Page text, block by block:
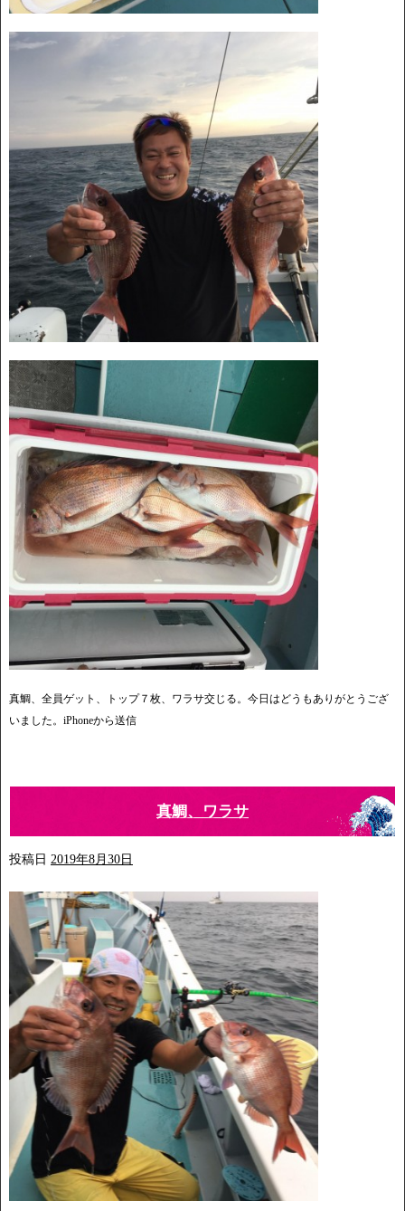
真鯛、全員ゲット、トップ７枚、ワラサ交じる。今日はどうもありがとうござ
いました。iPhoneから送信
真鯛、ワラサ
投稿日 2019年8月30日